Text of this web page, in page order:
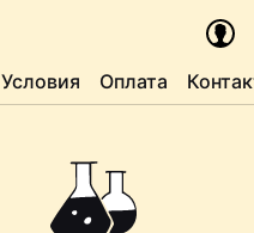
Условия Оплата